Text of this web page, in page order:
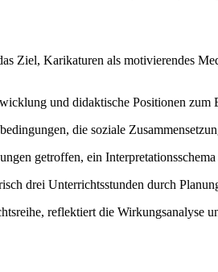
Ziel, Karikaturen als motivierendes
und didaktische Positionen zum
die soziale
getroffen, ein
drei Unterrichtsstunden durch
reflektiert die